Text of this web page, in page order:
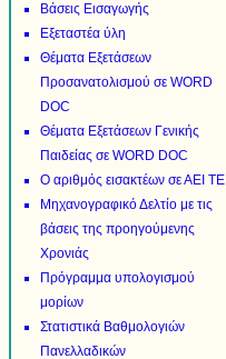
Βάσεις Εισαγωγής
Εξεταστέα ύλη
Θέματα Εξετάσεων
Προσανατολισμού σε WORD
DOC
Θέματα Εξετάσεων Γενικής
Παιδείας σε WORD DOC
Ο αριθμός εισακτέων σε ΑΕΙ ΤΕΙ
Μηχανογραφικό Δελτίο με τις
βάσεις της προηγούμενης
Χρονιάς
Πρόγραμμα υπολογισμού
μορίων
Στατιστικά Βαθμολογιών
Πανελλαδικών